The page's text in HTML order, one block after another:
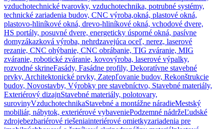
vzduchotechnické tvarovky, vzduchotechnika, potrubné systémy,
technické zariadenia budov, CNC výroba,okná, plastové okná,
plastovo-hliníkové okná, drevo-hliníkové okná, vchodové dvere,
HS portály, posuvné dvere, energeticky úsporné okná, pasívne
domyzákazková výroba, nehrdzavejúca oceľ, nerez, laserové
rezanie, CNC ohýbanie, CNC obrábanie, TIG zváranie, MIG
zváranie, robotické zváranie, kovovýroba, laserové výpalky,
rozvodné skrineFasády, Fasádne profily, Dekoratívne stavebné
prvky, Architektonické prvky, Zatepľovanie budov, Rekonštrukcie
budov, Novostavby, Výrobky pre stavebníctvo, Stavebné materiály,
Exteriérový dizajnStavebné materiály, polotovary,
surovinyVzduchotechnikaStavebné a montážne náradieMestský
mobiliár, nábytok, exteriérové vybaveniePodzemné nádržeĽudské
zdrojebezbariérové riešeniainteriérové omietkyzariadenia pre